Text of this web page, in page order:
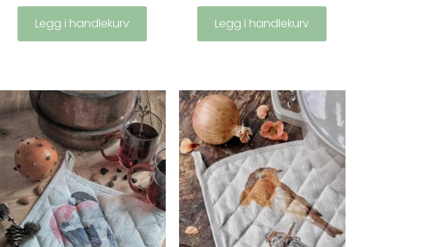
Legg i handlekurv Legg i handlekurv